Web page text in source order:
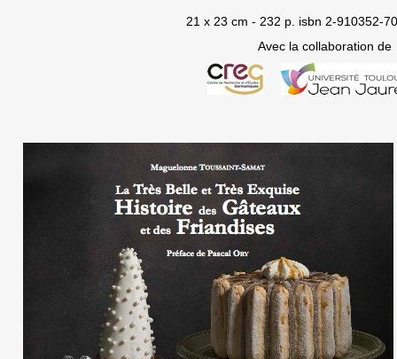
21 x 23 cm - 232 p. isbn 2-910352-
Avec la collaboration de